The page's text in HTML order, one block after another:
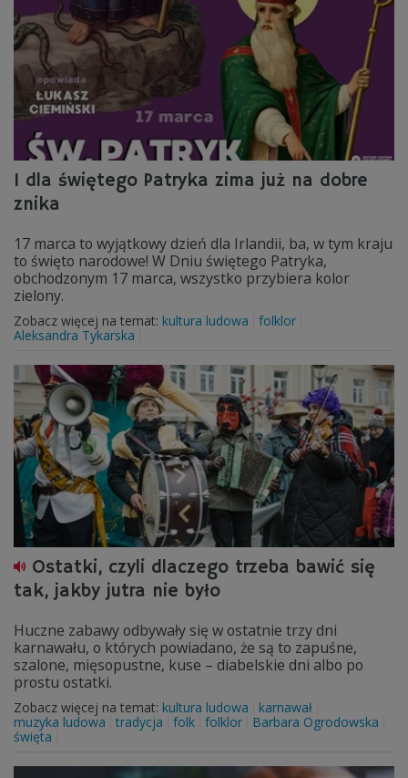
I dla świętego Patryka zima już na dobre
znika
17 marca to wyjątkowy dzień dla Irlandii, ba, w tym kraju
to święto narodowe! W Dniu świętego Patryka,
obchodzonym 17 marca, wszystko przybiera kolor
zielony.
Zobacz więcej na temat: kultura ludowa
folklor
Aleksandra Tykarska
Ostatki, czyli dlaczego trzeba bawić się
tak, jakby jutra nie było
Huczne zabawy odbywały się w ostatnie trzy dni
karnawału, o których powiadano, że są to zapuśne,
szalone, mięsopustne, kuse – diabelskie dni albo po
prostu ostatki.
Zobacz więcej na temat: kultura ludowa
karnawał
muzyka ludowa
tradycja folk folklor
Barbara Ogrodowska
święta